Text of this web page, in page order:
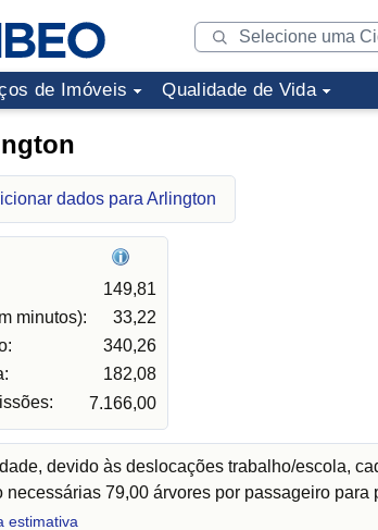
de Imóveis Qualidade de Vida
dados para Arlington
149,81
minutos):
33,22
340,26
182,08
7.166,00
devido às deslocações trabalho/escola,
necessárias 79,00 árvores por passageiro
estimativa